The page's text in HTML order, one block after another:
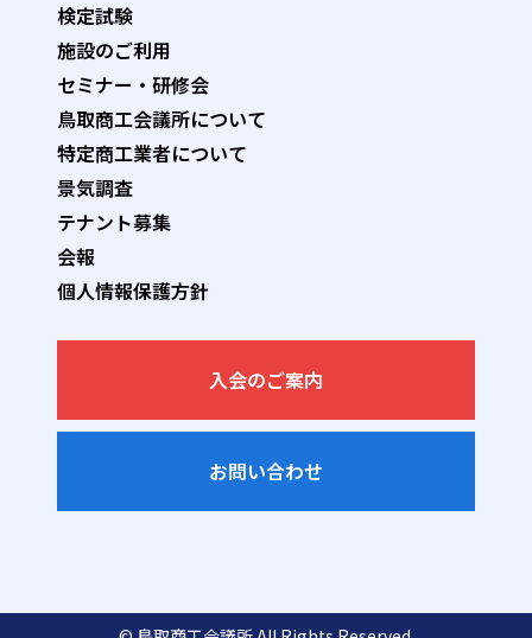
検定試験
施設のご利用
セミナー・研修会
鳥取商工会議所について
特定商工業者について
景気調査
テナント募集
会報
個人情報保護方針
入会のご案内
お問い合わせ